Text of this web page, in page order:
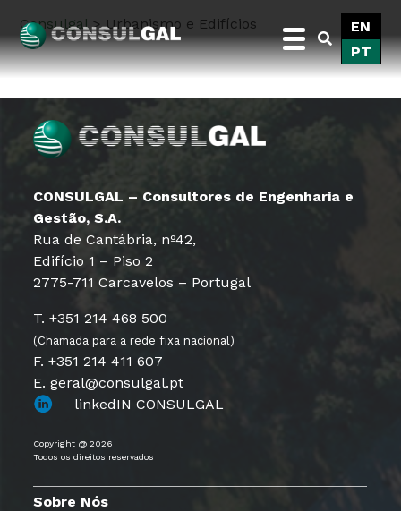
content
EN
PT
Consulgal >Urbanismo e Edifícios
CONSULGAL – Consultores de Engenharia e
Gestão, S.A.
Rua de Cantábria, nº42,
Edifício 1 – Piso 2
2775-711 Carcavelos – Portugal
T. +351 214 468 500
(Chamada para a rede fixa nacional)
F. +351 214 411 607
E. geral@consulgal.pt
linkedIN CONSULGAL
Copyright @ 2026
Todos os direitos reservados
Sobre Nós